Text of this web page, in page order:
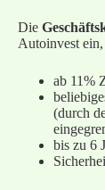
Die
Autoinvest
ab 11%
(durch
bis zu 6